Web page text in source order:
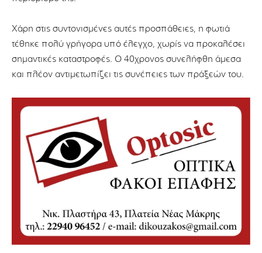
Χάρη στις συντονισμένες αυτές προσπάθειες, η φωτιά
τέθηκε πολύ γρήγορα υπό έλεγχο, χωρίς να προκαλέσει
σημαντικές καταστροφές. Ο 40χρονος συνελήφθη άμεσα
και πλέον αντιμετωπίζει τις συνέπειες των πράξεών του.